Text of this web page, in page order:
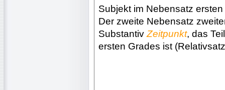
Subjekt im Nebensatz
Der zweite Nebensatz
Substantiv Zeitpunkt, das
ersten Grades ist